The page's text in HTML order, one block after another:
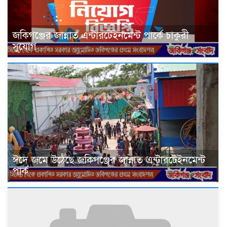
জকিগঞ্জের জান্নাত এন্টারটেইনমেন্ট পার্কে চাকুরী
সুযোগ
ঈদে জমে উঠেছে জকিগঞ্জের জান্নাত এন্টারটেইনমেন্ট
পার্ক